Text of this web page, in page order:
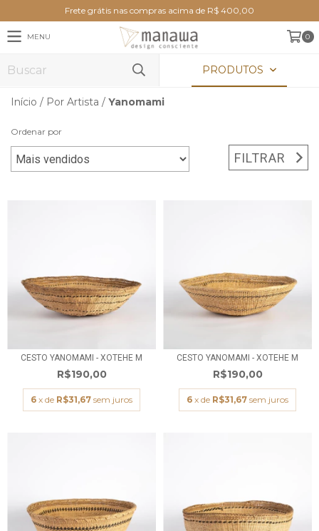
Frete grátis nas compras acima de R$ 400,00
MENU 0
PRODUTOS
Início / Por Artista / Yanomami
Ordenar por
FILTRAR
CESTO YANOMAMI - XOTEHE M
R$190,00
6 x de R$31,67 sem juros
CESTO YANOMAMI - XOTEHE M
R$190,00
6 x de R$31,67 sem juros